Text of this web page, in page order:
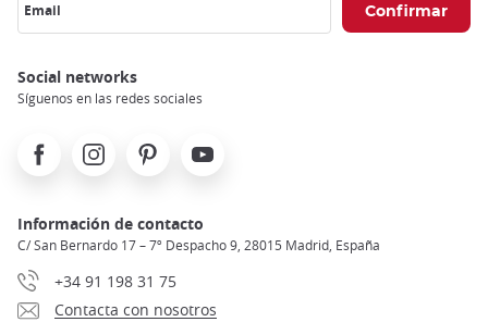
Email
Social networks
Síguenos en las redes sociales
FacebookInstagramPinterest Youtube
Información de contacto
C/ San Bernardo 17 – 7º Despacho 9, 28015 Madrid, España
+34 91 198 31 75
Contacta con nosotros